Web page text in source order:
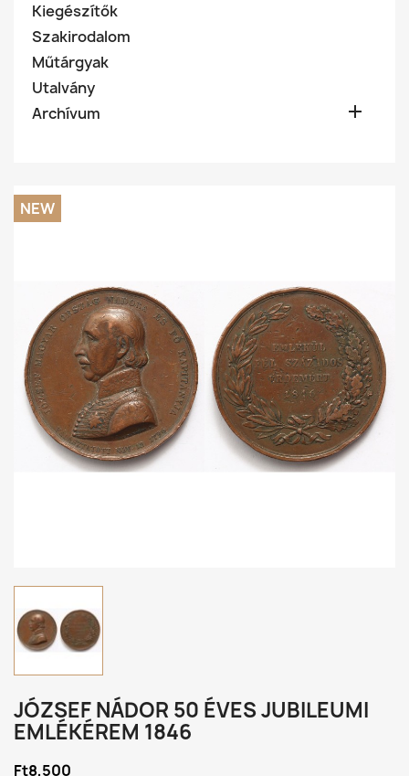
Kiegészítők
Szakirodalom
Műtárgyak
Utalvány
Archívum

NEW
JÓZSEF NÁDOR 50 ÉVES JUBILEUMI
EMLÉKÉREM 1846
Ft8,500